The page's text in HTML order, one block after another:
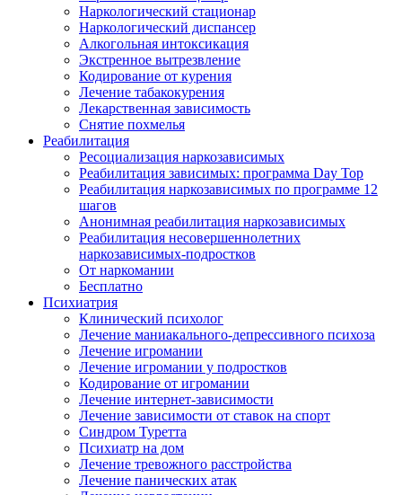
Наркологический стационар
Наркологический диспансер
Алкогольная интоксикация
Экстренное вытрезвление
Кодирование от курения
Лечение табакокурения
Лекарственная зависимость
Снятие похмелья
Реабилитация
Ресоциализация наркозависимых
Реабилитация зависимых: программа Day Top
Реабилитация наркозависимых по программе 12
шагов
Анонимная реабилитация наркозависимых
Реабилитация несовершеннолетних
наркозависимых-подростков
От наркомании
Бесплатно
Психиатрия
Клинический психолог
Лечение маниакального-депрессивного психоза
Лечение игромании
Лечение игромании у подростков
Кодирование от игромании
Лечение интернет-зависимости
Лечение зависимости от ставок на спорт
Синдром Туретта
Психиатр на дом
Лечение тревожного расстройства
Лечение панических атак